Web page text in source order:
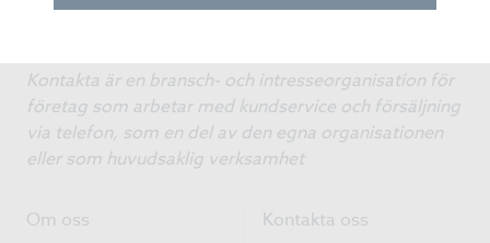
Kontakta är en bransch- och intresseorganisation för
företag som arbetar med kundservice och försäljning
via telefon, som en del av den egna organisationen
eller som huvudsaklig verksamhet
Om oss Kontakta oss